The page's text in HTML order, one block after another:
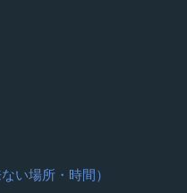
い場所・時間）